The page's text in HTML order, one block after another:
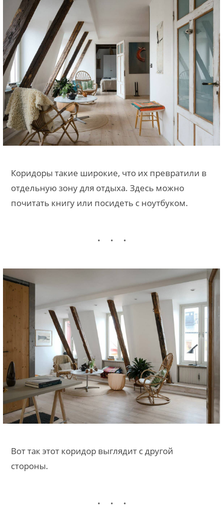
Коридоры такие широкие, что их превратили в
отдельную зону для отдыха. Здесь можно
почитать книгу или посидеть с ноутбуком.
Вот так этот коридор выглядит с другой
стороны.